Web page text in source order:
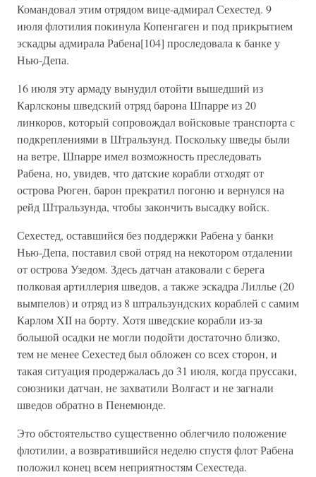
Командовал этим отрядом вице-адмирал Сехестед. 9
июля флотилия покинула Копенгаген и под прикрытием
эскадры адмирала Рабена[104] проследовала к банке у
Нью-Депа.
16 июля эту армаду вынудил отойти вышедший из
Карлсконы шведский отряд барона Шпарре из 20
линкоров, который сопровождал войсковые транспорта с
подкреплениями в Штральзунд. Поскольку шведы были
на ветре, Шпарре имел возможность преследовать
Рабена, но, увидев, что датские корабли отходят от
острова Рюген, барон прекратил погоню и вернулся на
рейд Штральзунда, чтобы закончить высадку войск.
Сехестед, оставшийся без поддержки Рабена у банки
Нью-Депа, поставил свой отряд на некотором отдалении
от острова Узедом. Здесь датчан атаковали с берега
полковая артиллерия шведов, а также эскадра Лиллье (20
вымпелов) и отряд из 8 штральзундских кораблей с самим
Карлом XII на борту. Хотя шведские корабли из-за
большой осадки не могли подойти достаточно близко,
тем не менее Сехестед был обложен со всех сторон, и
такая ситуация продержалась до 31 июля, когда пруссаки,
союзники датчан, не захватили Волгаст и не загнали
шведов обратно в Пенемюнде.
Это обстоятельство существенно облегчило положение
флотилии, а возвратившийся неделю спустя флот Рабена
положил конец всем неприятностям Сехестеда.